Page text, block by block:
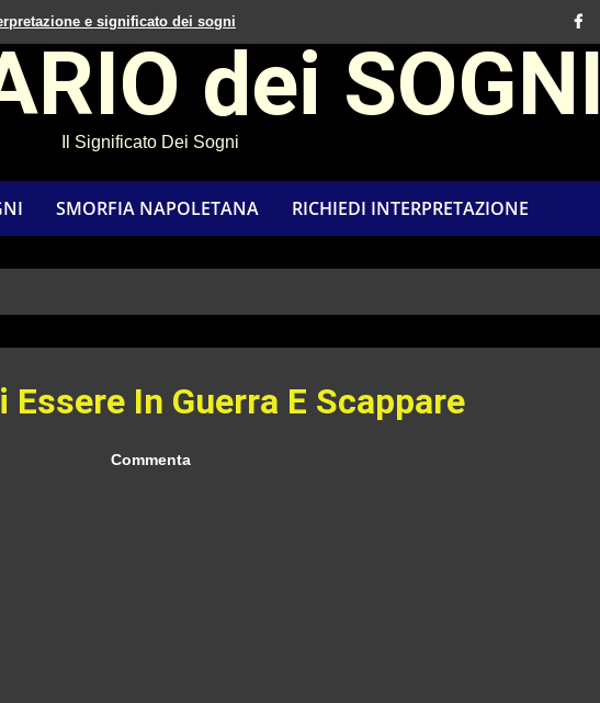
e significato dei sogni
dei SOGNI
Il Significato Dei Sogni
SMORFIA NAPOLETANA RICHIEDI INTERPRETAZIONE
Essere In Guerra E Scappare
Commenta